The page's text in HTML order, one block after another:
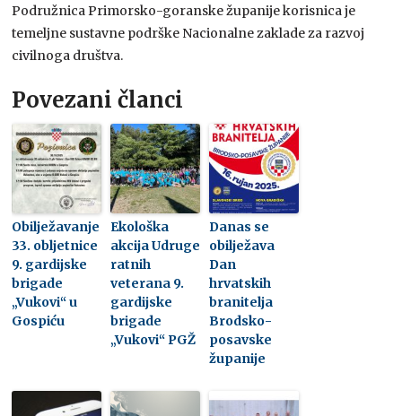
Podružnica Primorsko-goranske županije korisnica je
temeljne sustavne podrške Nacionalne zaklade za razvoj
civilnoga društva.
Povezani članci
Obilježavanje
33. obljetnice
9. gardijske
brigade
„Vukovi“ u
Gospiću
Ekološka
akcija Udruge
ratnih
veterana 9.
gardijske
brigade
„Vukovi“ PGŽ
Danas se
obilježava
Dan
hrvatskih
branitelja
Brodsko-
posavske
županije